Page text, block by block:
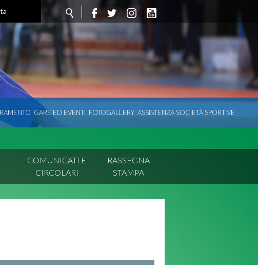
GARE ED EVENTI FOTOGALLERY ASSISTENZA SOCIETÀ SPORTIVE
COMUNICATI E
CIRCOLARI
RASSEGNA
STAMPA